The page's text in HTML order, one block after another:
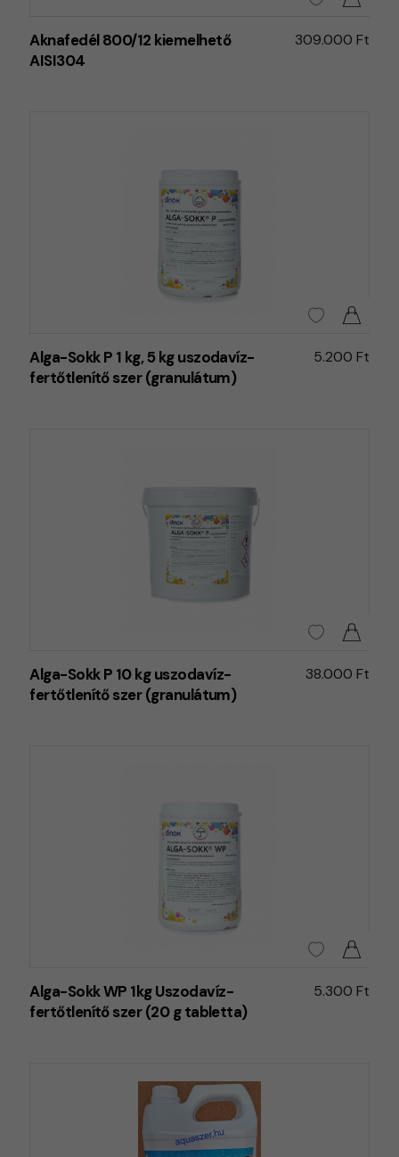
Aknafedél 800/12 kiemelhető
AISI304
309.000 Ft
Alga-Sokk P 1 kg, 5 kg uszodavíz-
fertőtlenítő szer (granulátum)
5.200 Ft
Alga-Sokk P 10 kg uszodavíz-
fertőtlenítő szer (granulátum)
38.000 Ft
Alga-Sokk WP 1kg Uszodavíz-
fertőtlenítő szer (20 g tabletta)
5.300 Ft